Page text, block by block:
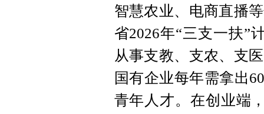
智慧农业、电商直播
省2026年“三支一扶”
从事支教、支农、支
国有企业每年需拿出
青年人才。在创业端